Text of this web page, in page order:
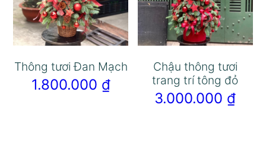
Thông tươi Đan Mạch
1.800.000 ₫
Chậu thông tươi
trang trí tông đỏ
3.000.000 ₫